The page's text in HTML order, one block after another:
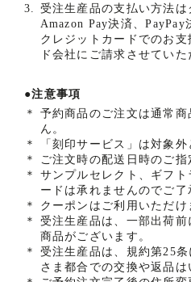
3. 受注生産品の支払い方法は
Amazon Pay決済、PayPay
クレジットカードでのお
ド会社にご請求させていた
●注意事項
＊
予約商品のご注文は通常
ん。
＊
「刻印サービス」は対象外
＊
ご注文時の配送日時のご指
＊
サンプルセレクト、ギフ
ードは承れませんのでご了
＊
クーポンはご利用いただけ
＊
受注生産品は、一部出荷前
商品がございます。
＊
受注生産品は、規約第25
さま都合での交換や返品は